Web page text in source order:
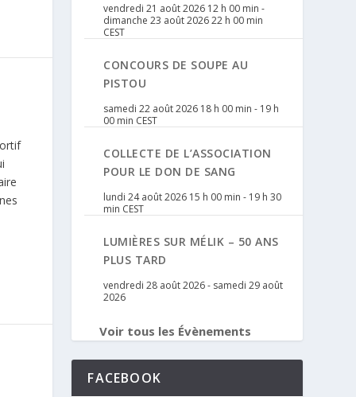
vendredi 21 août 2026 12 h 00 min -
dimanche 23 août 2026 22 h 00 min
CEST
CONCOURS DE SOUPE AU
PISTOU
samedi 22 août 2026 18 h 00 min - 19 h
00 min CEST
COLLECTE DE L’ASSOCIATION
POUR LE DON DE SANG
lundi 24 août 2026 15 h 00 min - 19 h 30
min CEST
LUMIÈRES SUR MÉLIK – 50 ANS
PLUS TARD
vendredi 28 août 2026- samedi 29 août
2026
Voir tous les Évènements
FACEBOOK